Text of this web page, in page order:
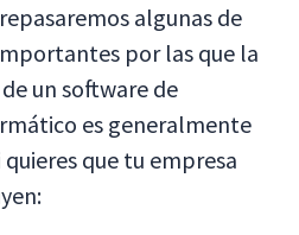
algunas de
por las que la
un software de
es generalmente
quieres que tu empresa